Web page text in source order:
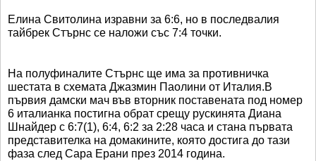
Елина Свитолина изравни за 6:6, но в последвалия
тайбрек Стърнс се наложи със 7:4 точки.
На полуфиналите Стърнс ще има за противничка
шестата в схемата Джазмин Паолини от Италия.В
първия дамски мач във вторник поставената под номер
6 италианка постигна обрат срещу рускинята Диана
Шнайдер с 6:7(1), 6:4, 6:2 за 2:28 часа и стана първата
представителка на домакините, която достига до тази
фаза след Сара Ерани през 2014 година.